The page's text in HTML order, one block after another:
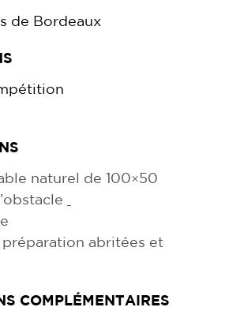
de Bordeaux
naturel de 100×50
préparation abritées et
COMPLÉMENTAIRES